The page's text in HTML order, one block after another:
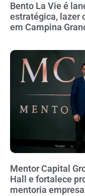
Bento La Vie é
estratégica, lazer
em Campina
Mentor Capital
Hall e fortalece
mentoria